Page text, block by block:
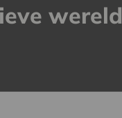
wereld